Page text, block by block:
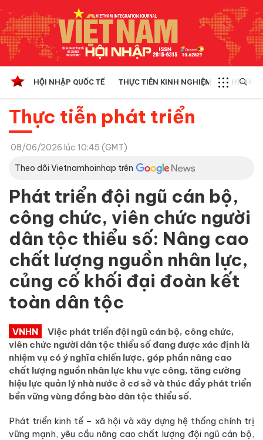
HỘI NHẬP QUỐC TẾ THỰC TIỄN KINH NGHIỆM CHÍNH
Thực tiễn phát triển
08/06/2026 lúc 10:45 (GMT)
Theo dõi Vietnamhoinhap trên
Phát triển đội ngũ cán bộ,
công chức, viên chức người
dân tộc thiểu số: Nâng cao
chất lượng nguồn nhân lực,
củng cố khối đại đoàn kết
toàn dân tộc
VNHN
Việc phát triển đội ngũ cán bộ, công chức,
viên chức người dân tộc thiểu số đang được xác định là
nhiệm vụ có ý nghĩa chiến lược, góp phần nâng cao
chất lượng nguồn nhân lực khu vực công, tăng cường
hiệu lực quản lý nhà nước ở cơ sở và thúc đẩy phát triển
bền vững vùng đồng bào dân tộc thiểu số.
Phát triển kinh tế – xã hội và xây dựng hệ thống chính trị
vững mạnh, yêu cầu nâng cao chất lượng đội ngũ cán bộ,